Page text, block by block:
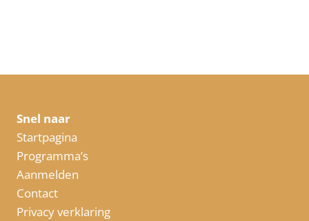
Snel naar
Startpagina
Programma’s
Aanmelden
Contact
Privacy verklaring